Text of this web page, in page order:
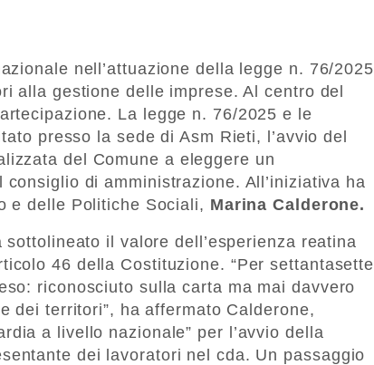
nell’attuazione della legge n. 76/2025
alla gestione delle imprese. Al centro del
La legge n. 76/2025 e le
presso la sede di Asm Rieti, l’avvio del
del Comune a eleggere un
di amministrazione. All’iniziativa ha
e delle Politiche Sociali, Marina Calderone.
il valore dell’esperienza reatina
46 della Costituzione. “Per settantasette
riconosciuto sulla carta ma mai davvero
dei territori”, ha affermato Calderone,
a livello nazionale” per l’avvio della
dei lavoratori nel cda. Un passaggio